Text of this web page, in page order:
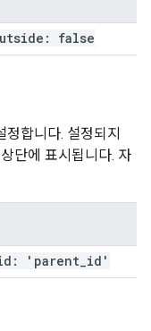
false
합니다. 설정되지
단에 표시됩니다. 자
'parent id'